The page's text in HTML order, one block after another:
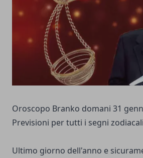
Oroscopo Branko domani 31
Previsioni per tutti i segni zodiacali
Ultimo giorno dell'anno e